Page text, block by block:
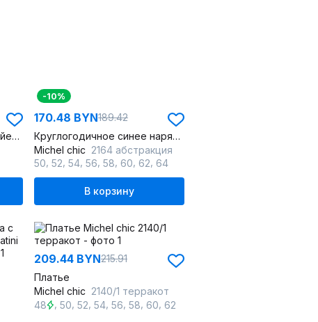
Платье прямого кроя с пайетками и кружевной отделкой
-10%
170.48 BYN189.42
Круглогодичное синее нарядное платье из шифона с воланами и стразами
Michel chic 2164 абстракция
50 52 54 56 58 60 62 64
В корзину
209.44 BYN215.91
Платье
Michel chic 2140/1 терракот
48
,50 ,52 ,54 ,56 ,58 60 62